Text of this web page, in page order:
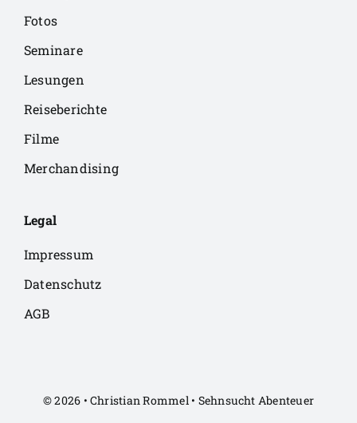
Fotos
Seminare
Lesungen
Reiseberichte
Filme
Merchandising
Legal
Impressum
Datenschutz
AGB
© 2026 • Christian Rommel • Sehnsucht Abenteuer